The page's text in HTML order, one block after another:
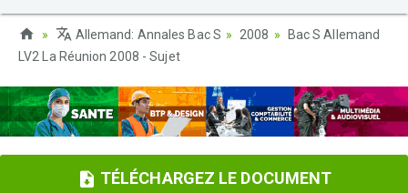
Allemand: Annales Bac S 2008
Bac S Allemand
LV2 La Réunion 2008 - Sujet
TÉLÉCHARGEZ LE DOCUMENT